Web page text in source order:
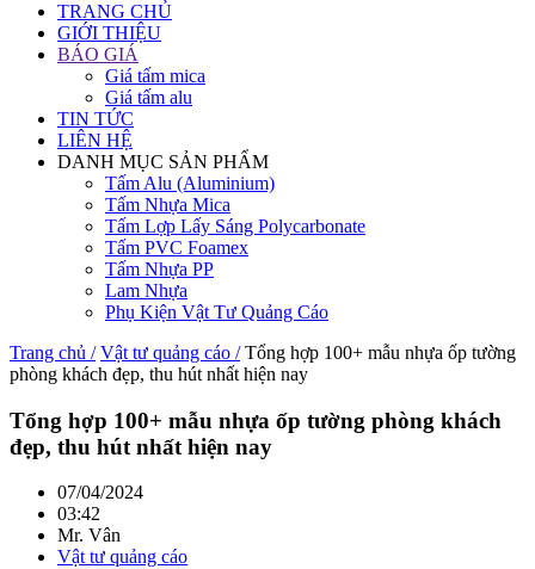
TRANG CHỦ
GIỚI THIỆU
BÁO GIÁ
Giá tấm mica
Giá tấm alu
TIN TỨC
LIÊN HỆ
DANH MỤC SẢN PHẨM
Tấm Alu (Aluminium)
Tấm Nhựa Mica
Tấm Lợp Lấy Sáng Polycarbonate
Tấm PVC Foamex
Tấm Nhựa PP
Lam Nhựa
Phụ Kiện Vật Tư Quảng Cáo
Trang chủ / Vật tư quảng cáo / Tổng hợp 100+ mẫu nhựa ốp tường
phòng khách đẹp, thu hút nhất hiện nay
Tổng hợp 100+ mẫu nhựa ốp tường phòng khách
đẹp, thu hút nhất hiện nay
07/04/2024
03:42
Mr. Vân
Vật tư quảng cáo